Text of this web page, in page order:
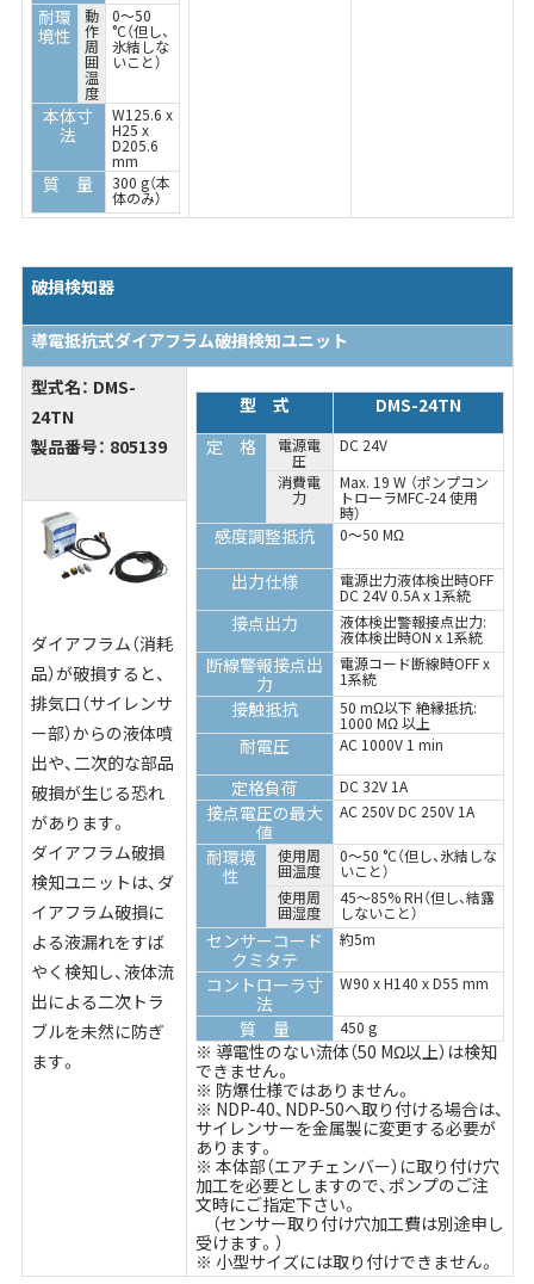
耐環
境性
動
作
周
囲
温
度
0～50
°C（但し、
氷結しな
いこと）
本体寸
法
W125.6 x
H25 x
D205.6
mm
質 量 300 g（本
体のみ）
破損検知器
導電抵抗式ダイアフラム破損検知ユニット
型式名： DMS-
24TN
製品番号： 805139
型 式
DMS-24TN
定 格
電源電
圧
DC 24V
消費電
力
Max. 19 W （ポンプコン
トローラMFC-24 使用
時）
感度調整抵抗 0～50 MΩ
出力仕様 電源出力液体検出時OFF
DC 24V 0.5A x 1系統
接点出力 液体検出警報接点出力:
液体検出時ON x 1系統
断線警報接点出
力
電源コード断線時OFF x
1系統
接触抵抗 50 mΩ以下 絶縁抵抗:
1000 MΩ 以上
耐電圧 AC 1000V 1 min
定格負荷 DC 32V 1A
接点電圧の最大
値
AC 250V DC 250V 1A
耐環境
性
使用周
囲温度
0～50 °C（但し、氷結しな
いこと）
使用周
囲湿度
45～85% RH（但し、結露
しないこと）
センサーコード
クミタテ
約5m
コントローラ寸
法
W90 x H140 x D55 mm
質 量 450 g
※ 導電性のない流体（50 MΩ以上）は検知
できません。
※ 防爆仕様ではありません。
※ NDP-40、NDP-50へ取り付ける場合は、
サイレンサーを金属製に変更する必要が
あります。
※ 本体部（エアチェンバー）に取り付け穴
加工を必要としますので、ポンプのご注
文時にご指定下さい。
（センサー取り付け穴加工費は別途申し
受けます。）
※ 小型サイズには取り付けできません。
ダイアフラム（消耗
品）が破損すると、
排気口（サイレンサ
ー部）からの液体噴
出や、二次的な部品
破損が生じる恐れ
があります。
ダイアフラム破損
検知ユニットは、ダ
イアフラム破損に
よる液漏れをすば
やく検知し、液体流
出による二次トラ
ブルを未然に防ぎ
ます。